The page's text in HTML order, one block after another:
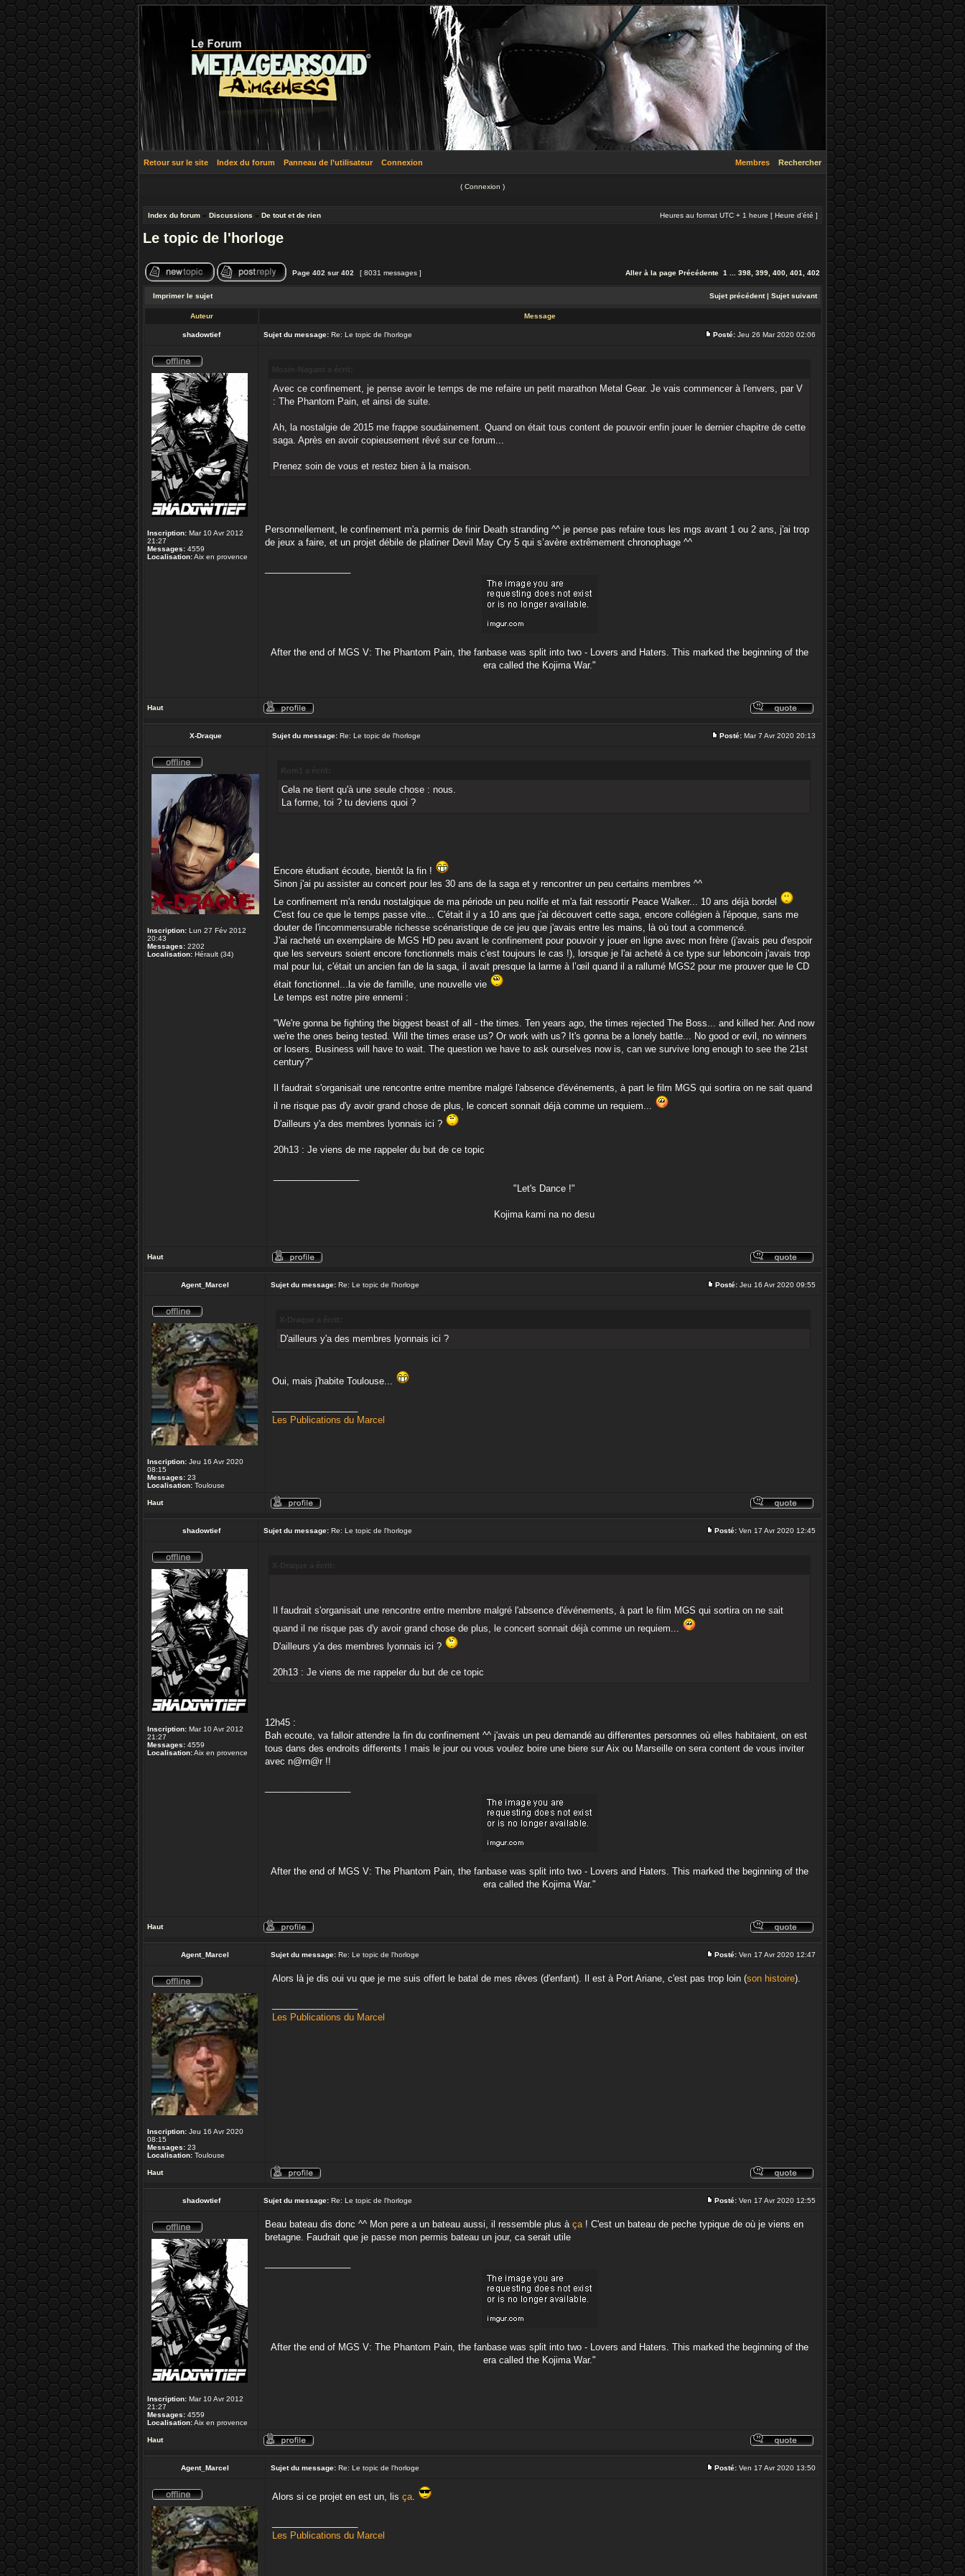
Retour sur le site Index du forum Panneau de l’utilisateur Connexion Rechercher
Membres
( Connexion )
Index du forum » Discussions » De tout et de rien Heures au format UTC + 1 heure [ Heure d’été ]
Le topic de l'horloge
Page 402 sur 402 [ 8031 messages ] Aller à la page Précédente 1 398 399 400 401 402
Imprimer le sujet Sujet précédent| Sujet suivant
Auteur Message
shadowtief Sujet du message: Re: Le topic de l'horloge Posté: Jeu 26 Mar 2020 02:06
Inscription: Mar 10 Avr 2012
21:27
Messages: 4559
Localisation:Aix en provence
Avec ce confinement, je pense avoir le temps de me refaire un petit marathon Metal Gear. Je vais commencer à l'envers, par V
: The Phantom Pain, et ainsi de suite.
Ah, la nostalgie de 2015 me frappe soudainement. Quand on était tous content de pouvoir enfin jouer le dernier chapitre de cette
saga. Après en avoir copieusement rêvé sur ce forum...
Prenez soin de vous et restez bien à la maison.
Personnellement, le confinement m'a permis de finir Death stranding ^^ je pense pas refaire tous les mgs avant 1 ou 2 ans, j'ai trop
de jeux a faire, et un projet débile de platiner Devil May Cry 5 qui s’avère extrêmement chronophage ^^
After the end of MGS V: The Phantom Pain, the fanbase was split into two - Lovers and Haters. This marked the beginning of the
era called the Kojima War."
Haut
X-Draque Sujet du message: Re: Le topic de l'horloge Posté: Mar 7 Avr 2020 20:13
Inscription: Lun 27 Fév 2012
20:43
Messages: 2202
Localisation: Hérault (34)
Cela ne tient qu'à une seule chose : nous.
La forme, toi ? tu deviens quoi ?
Encore étudiant écoute, bientôt la fin !
Sinon j'ai pu assister au concert pour les 30 ans de la saga et y rencontrer un peu certains membres ^^
Le confinement m'a rendu nostalgique de ma période un peu nolife et m'a fait ressortir Peace Walker... 10 ans déjà bordel
C'est fou ce que le temps passe vite... C'était il y a 10 ans que j'ai découvert cette saga, encore collégien à l'époque, sans me
douter de l'incommensurable richesse scénaristique de ce jeu que j'avais entre les mains, là où tout a commencé.
J'ai racheté un exemplaire de MGS HD peu avant le confinement pour pouvoir y jouer en ligne avec mon frère (j'avais peu d'espoir
que les serveurs soient encore fonctionnels mais c'est toujours le cas !), lorsque je l'ai acheté à ce type sur leboncoin j'avais trop
mal pour lui, c'était un ancien fan de la saga, il avait presque la larme à l’œil quand il a rallumé MGS2 pour me prouver que le CD
était fonctionnel...la vie de famille, une nouvelle vie
Le temps est notre pire ennemi :
"We're gonna be fighting the biggest beast of all - the times. Ten years ago, the times rejected The Boss... and killed her. And now
we're the ones being tested. Will the times erase us? Or work with us? It's gonna be a lonely battle... No good or evil, no winners
or losers. Business will have to wait. The question we have to ask ourselves now is, can we survive long enough to see the 21st
century?"
Il faudrait s'organisait une rencontre entre membre malgré l'absence d'événements, à part le film MGS qui sortira on ne sait quand
il ne risque pas d'y avoir grand chose de plus, le concert sonnait déjà comme un requiem...
D'ailleurs y'a des membres lyonnais ici ?
20h13 : Je viens de me rappeler du but de ce topic
"Let's Dance !"
Kojima kami na no desu
Haut
Agent_Marcel Sujet du message: Re: Le topic de l'horloge Posté: Jeu 16 Avr 2020 09:55
Inscription: Jeu 16 Avr 2020
08:15
Messages: 23
Localisation: Toulouse
D'ailleurs y'a des membres lyonnais ici ?
Oui, mais j'habite Toulouse...
Les Publications du Marcel
Haut
shadowtief Sujet du message: Re: Le topic de l'horloge Posté: Ven 17 Avr 2020 12:45
Inscription: Mar 10 Avr 2012
21:27
Messages: 4559
Localisation:Aix en provence
Il faudrait s'organisait une rencontre entre membre malgré l'absence d'événements, à part le film MGS qui sortira on ne sait
quand il ne risque pas d'y avoir grand chose de plus, le concert sonnait déjà comme un requiem...
D'ailleurs y'a des membres lyonnais ici ?
20h13 : Je viens de me rappeler du but de ce topic
12h45 :
Bah ecoute, va falloir attendre la fin du confinement ^^ j'avais un peu demandé au differentes personnes où elles habitaient, on est
tous dans des endroits differents ! mais le jour ou vous voulez boire une biere sur Aix ou Marseille on sera content de vous inviter
avec n@rn@r !!
After the end of MGS V: The Phantom Pain, the fanbase was split into two - Lovers and Haters. This marked the beginning of the
era called the Kojima War."
Haut
Agent_Marcel Sujet du message: Re: Le topic de l'horloge Posté: Ven 17 Avr 2020 12:47
Inscription: Jeu 16 Avr 2020
08:15
Messages: 23
Localisation: Toulouse
Alors là je dis oui vu que je me suis offert le batal de mes rêves (d'enfant). Il est à Port Ariane, c'est pas trop loin (son histoire).
Les Publications du Marcel
Haut
shadowtief Sujet du message: Re: Le topic de l'horloge Posté: Ven 17 Avr 2020 12:55
Inscription: Mar 10 Avr 2012
21:27
Messages: 4559
Localisation:Aix en provence
Beau bateau dis donc ^^ Mon pere a un bateau aussi, il ressemble plus à ça! C'est un bateau de peche typique de où je viens en
bretagne. Faudrait que je passe mon permis bateau un jour, ca serait utile
After the end of MGS V: The Phantom Pain, the fanbase was split into two - Lovers and Haters. This marked the beginning of the
era called the Kojima War."
Haut
Agent_Marcel Sujet du message: Re: Le topic de l'horloge Posté: Ven 17 Avr 2020 13:50
Alors si ce projet en est un, lis ça.
Les Publications du Marcel